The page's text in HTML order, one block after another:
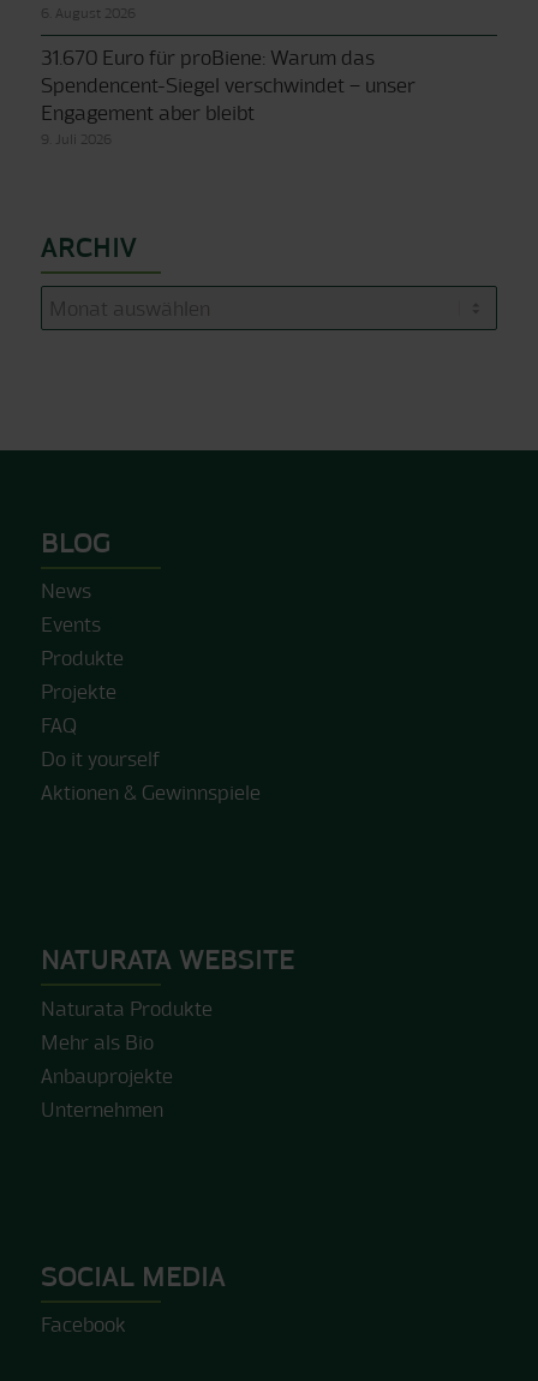
6. August 2026
31.670 Euro für proBiene: Warum das
Spendencent-Siegel verschwindet – unser
Engagement aber bleibt
9. Juli 2026
ARCHIV
BLOG
News
Events
Produkte
Projekte
FAQ
Do it yourself
Aktionen & Gewinnspiele
NATURATA WEBSITE
Naturata Produkte
Mehr als Bio
Anbauprojekte
Unternehmen
SOCIAL MEDIA
Facebook